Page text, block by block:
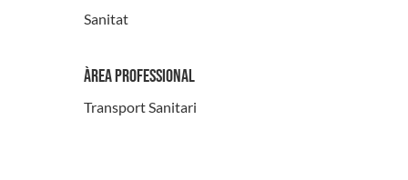
Sanitat
Àrea professional
Transport Sanitari